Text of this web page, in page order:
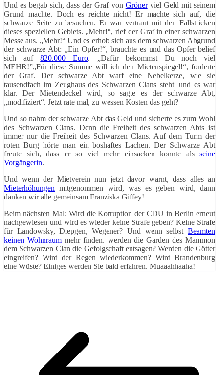
Und es begab sich, dass der Graf von Grönerviel Geld mit seinem
Grund machte. Doch es reichte nicht! Er machte sich auf, die
schwarze Seite zu besuchen. Er war vertraut mit den Fallstricken
dieses speziellen Gebiets. „Mehr!“, rief der Graf in einer schwarzen
Messe aus. „Mehr!“ Und es erhob sich aus dem schwarzen Abgrund
der schwarze Abt: „Ein Opfer!“, brauchte es und das Opfer belief
sich auf820.000 Euro. „Dafür bekommst Du noch viel
MEHR!”„Für diese Summe will ich den Mietenspiegel!“, forderte
der Graf. Der schwarze Abt warf eine Nebelkerze, wie sie
tausendfach im Zeughaus des Schwarzen Clans steht, und es war
klar. Der Mietendeckel wird, so sagte es der schwarze Abt,
„modifiziert“. Jetzt rate mal, zu wessen Kosten das geht?
Und so nahm der schwarze Abt das Geld und sicherte es zum Wohl
des Schwarzen Clans. Denn die Freiheit des schwarzen Abts ist
immer nur die Freiheit des Schwarzen Clans. Auf dem Turm der
roten Burg hörte man ein boshaftes Lachen. Der Schwarze Abt
freute sich, dass er so viel mehr einsacken konnte als seine
Vorgängerin.
Und wenn der Mietverein nun jetzt davor warnt, dass alles an
Mieterhöhungen mitgenommen wird, was es geben wird, dann
danken wir alle gemeinsam Franziska Giffey!
Beim nächsten Mal: Wird die Korruption der CDU in Berlin erneut
nachgewiesen und wird es wieder keine Strafe geben? Keine Strafe
für Landowsky, Diepgen, Wegener? Und wenn selbst Beamten
keinen Wohnraum mehr finden, werden die Garden des Mammon
dem Schwarzen Clan die Gefolgschaft entsagen? Werden die Götter
eingreifen? Wird der Regen wiederkommen? Wird Brandenburg
eine Wüste? Einiges werden Sie bald erfahren. Muaaahhaaha!